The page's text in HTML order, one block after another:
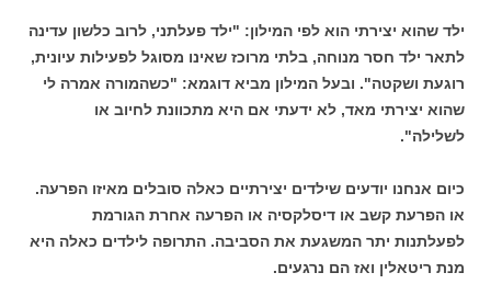
ילד שהוא יצירתי הוא לפי המילון: "ילד פעלתני, לרוב כלשון עדינה
לתאר ילד חסר מנוחה, בלתי מרוכז שאינו מסוגל לפעילות עיונית,
רוגעת ושקטה". ובעל המילון מביא דוגמא: "כשהמורה אמרה לי
שהוא יצירתי מאד, לא ידעתי אם היא מתכוונת לחיוב או
לשלילה".
כיום אנחנו יודעים שילדים יצירתיים כאלה סובלים מאיזו הפרעה.
או הפרעת קשב או דיסלקסיה או הפרעה אחרת הגורמת
לפעלתנות יתר המשגעת את הסביבה. התרופה לילדים כאלה היא
מנת ריטאלין ואז הם נרגעים.